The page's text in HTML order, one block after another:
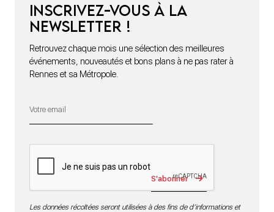
Inscrivez-vous à la
newsletter !
Retrouvez chaque mois une sélection des meilleures
événements, nouveautés et bons plans à ne pas rater à
Rennes et sa Métropole.
S'abonner
Les données récoltées seront utilisées à des fins de d’informations et